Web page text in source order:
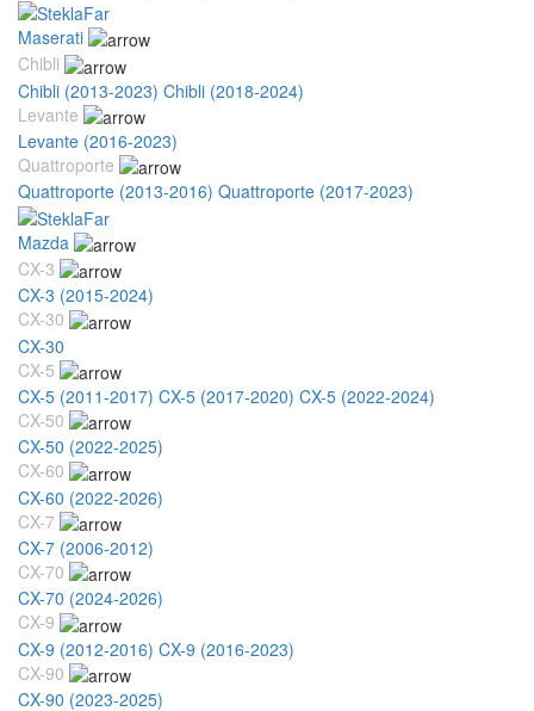
Maserati
Chibli
Chibli (2013-2023) Chibli (2018-2024)
Levante
Levante (2016-2023)
Quattroporte
Quattroporte (2013-2016) Quattroporte (2017-2023)
Mazda
CX-3
CX-3 (2015-2024)
CX-30
CX-30
CX-5
CX-5 (2011-2017) CX-5 (2017-2020) CX-5 (2022-2024)
CX-50
CX-50 (2022-2025)
CX-60
CX-60 (2022-2026)
CX-7
CX-7 (2006-2012)
CX-70
CX-70 (2024-2026)
CX-9
CX-9 (2012-2016) CX-9 (2016-2023)
CX-90
CX-90 (2023-2025)